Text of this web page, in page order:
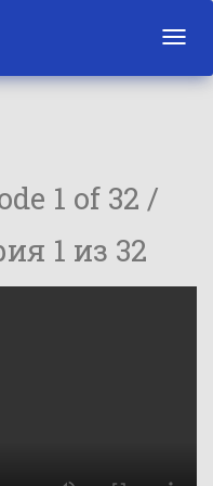
1 of 32 /
1 из 32